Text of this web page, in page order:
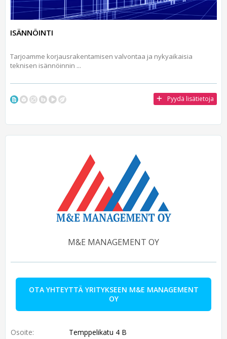
ISÄNNÖINTI
Tarjoamme korjausrakentamisen valvontaa ja nykyaikaisia
teknisen isännöinnin ...
Pyydä lisätietoja
M&E MANAGEMENT OY
OTA YHTEYTTÄ YRITYKSEEN M&E MANAGEMENT
OY
Osoite:
Temppelikatu 4 B